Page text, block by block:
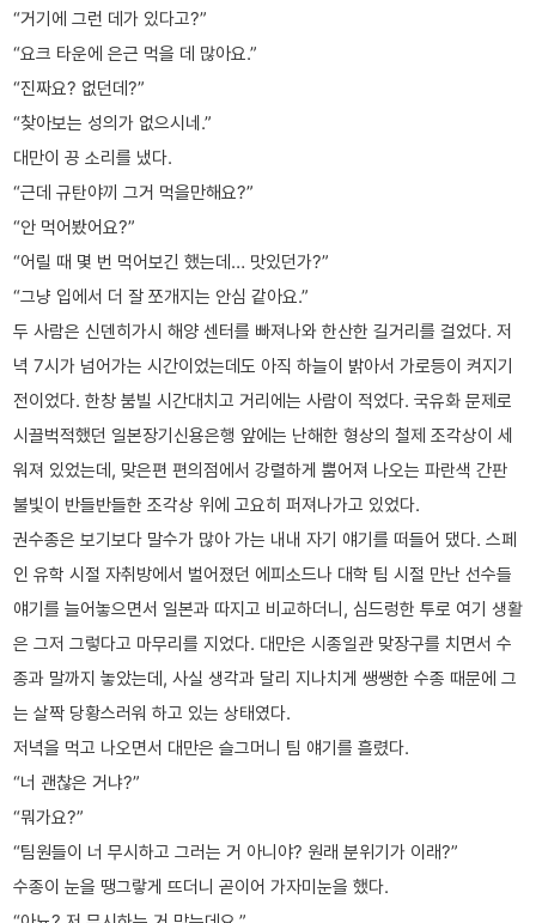
“거기에 그런 데가 있다고?”
“요크 타운에 은근 먹을 데 많아요.”
“진짜요? 없던데?”
“찾아보는 성의가 없으시네.”
대만이 끙 소리를 냈다.
“근데 규탄야끼 그거 먹을만해요?”
“안 먹어봤어요?”
“어릴 때 몇 번 먹어보긴 했는데… 맛있던가?”
“그냥 입에서 더 잘 쪼개지는 안심 같아요.”
두 사람은 신덴히가시 해양 센터를 빠져나와 한산한 길거리를 걸었다. 저
녁 7시가 넘어가는 시간이었는데도 아직 하늘이 밝아서 가로등이 켜지기
전이었다. 한창 붐빌 시간대치고 거리에는 사람이 적었다. 국유화 문제로
시끌벅적했던 일본장기신용은행 앞에는 난해한 형상의 철제 조각상이 세
워져 있었는데, 맞은편 편의점에서 강렬하게 뿜어져 나오는 파란색 간판
불빛이 반들반들한 조각상 위에 고요히 퍼져나가고 있었다.
권수종은 보기보다 말수가 많아 가는 내내 자기 얘기를 떠들어 댔다. 스페
인 유학 시절 자취방에서 벌어졌던 에피소드나 대학 팀 시절 만난 선수들
얘기를 늘어놓으면서 일본과 따지고 비교하더니, 심드렁한 투로 여기 생활
은 그저 그렇다고 마무리를 지었다. 대만은 시종일관 맞장구를 치면서 수
종과 말까지 놓았는데, 사실 생각과 달리 지나치게 쌩쌩한 수종 때문에 그
는 살짝 당황스러워 하고 있는 상태였다.
저녁을 먹고 나오면서 대만은 슬그머니 팀 얘기를 흘렸다.
“너 괜찮은 거냐?”
“뭐가요?”
“팀원들이 너 무시하고 그러는 거 아니야? 원래 분위기가 이래?”
수종이 눈을 땡그랗게 뜨더니 곧이어 가자미눈을 했다.